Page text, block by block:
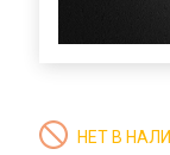
НЕТ В